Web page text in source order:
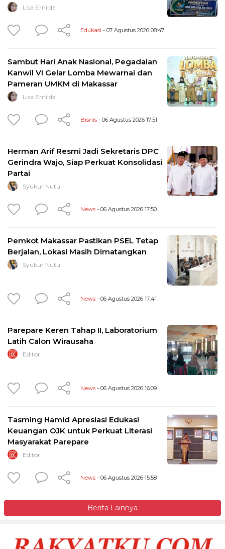
Lisa Emilda
Edukasi - 07 Agustus 2026 08:47
Sambut Hari Anak Nasional, Pegadaian
Kanwil VI Gelar Lomba Mewarnai dan
Pameran UMKM di Makassar
Lisa Emilda
Bisnis - 06 Agustus 2026 17:51
Herman Arif Resmi Jadi Sekretaris DPC
Gerindra Wajo, Siap Perkuat Konsolidasi
Partai
Syukur Nutu
News - 06 Agustus 2026 17:50
Pemkot Makassar Pastikan PSEL Tetap
Berjalan, Lokasi Masih Dimatangkan
Syukur Nutu
News - 06 Agustus 2026 17:41
Parepare Keren Tahap II, Laboratorium
Latih Calon Wirausaha
Editor
News - 06 Agustus 2026 16:09
Tasming Hamid Apresiasi Edukasi
Keuangan OJK untuk Perkuat Literasi
Masyarakat Parepare
Editor
News - 06 Agustus 2026 15:58
Berita Lainnya